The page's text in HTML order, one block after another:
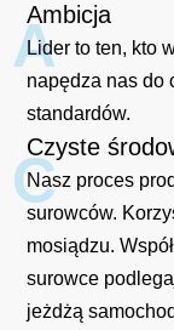
A
Ambicja
Lider to ten, kto
napędza nas do
standardów.
C
Czyste
Nasz proces
surowców.
mosiądzu.
surowce
jeżdżą